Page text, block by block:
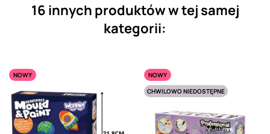
16 innych produktów w tej samej
kategorii:
NOWY
NOWY
CHWILOWO NIEDOSTĘPNE